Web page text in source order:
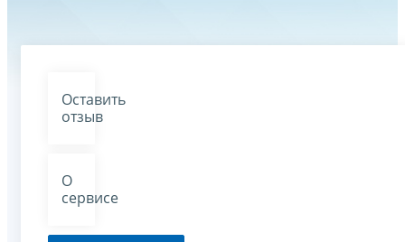
Оставить
отзыв
О
сервисе